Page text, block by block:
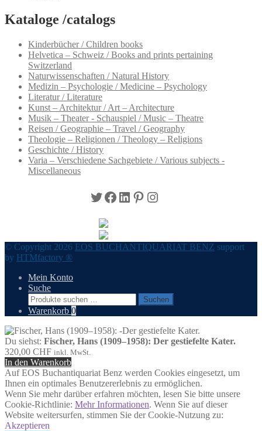
Kataloge /catalogs
Kinderbücher / Children books
Helvetica – Schweiz / Books and prints pertaining
Switzerland
Naturwissenschaften / Natural History
Medizin – Psychologie / Medicine – Psychology
Literatur / Literature
Kunst – Architektur / Art – Architecture
Musik – Theater - Schauspiel / Music – Theatre
Reisen / Geographie – Travel / Geography
Theologie – Religionen / Theology – Religions
Geschichte / History
Varia – Verschiedene Sachgebiete / Various subjects -
Miscellaneous
Twitter
Facebook
LinkedIn
Pinterest
Instagram
© Copyright 2026 EOS BUCHANTIQUARIAT BENZ support
by HTMfactory ®
Mein Konto
Suche
Suchen
nach:
Suchen
Warenkorb 0
Du siehst: Fischer, Hans (1909–1958): Der gestiefelte Kater.
320,00 CHF inkl. MwSt.
In den Warenkorb
Auf EOS Buchantiquariat Benz werden Cookies eingesetzt, um
Ihnen ein optimales Benutzererlebnis zu ermöglichen.
Wenn Sie mehr darüber erfahren möchten, lesen Sie bitte unsere
Cookie-Richtlinie: Mehr Informationen. Wenn Sie auf dieser
Website weitersurfen, stimmen Sie der Cookie-Nutzung zu:
Akzeptieren